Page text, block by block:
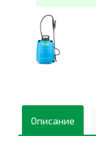
Описание